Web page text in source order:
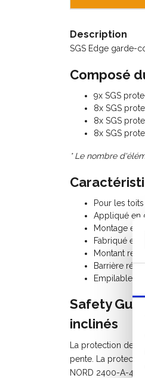
Description
SGS Edge garde-
Composé
9x SGS
8x SGS
8x SGS
8x SGS
* Le nombre
Pour les
Appliqué en
Montage et
Fabriqué en
Montant
Barrière
Empilable et
Safety
inclinés
La protection des
pente. La
NORD 2400-A-